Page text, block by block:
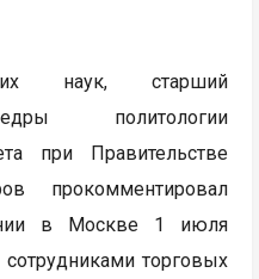
наук, старший
политологии
при Правительстве
прокомментировал
в Москве 1 июля
торговых